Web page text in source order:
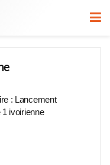
: Lancement
1 ivoirienne